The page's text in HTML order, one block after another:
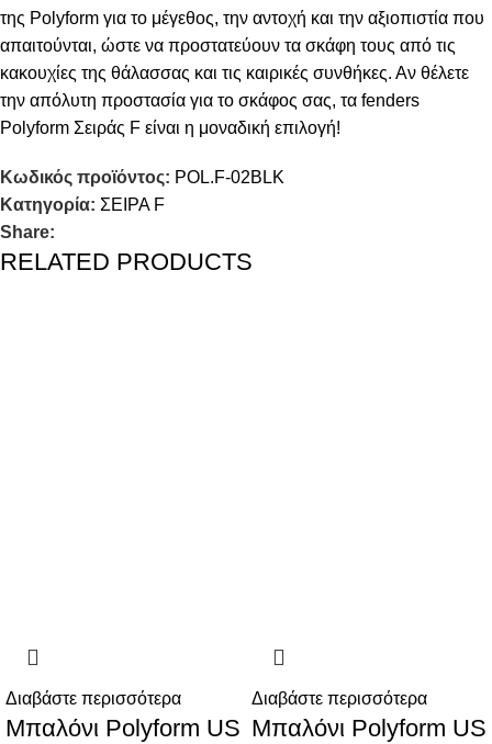
της Polyform για το μέγεθος, την αντοχή και την αξιοπιστία που
απαιτούνται, ώστε να προστατεύουν τα σκάφη τους από τις
κακουχίες της θάλασσας και τις καιρικές συνθήκες. Αν θέλετε
την απόλυτη προστασία για το σκάφος σας, τα fenders
Polyform Σειράς F είναι η μοναδική επιλογή!
Κωδικός προϊόντος: POL.F-02BLK
Κατηγορία: ΣΕΙΡΑ F
Share:
RELATED PRODUCTS
Διαβάστε περισσότερα
Μπαλόνι Polyform US
Διαβάστε περισσότερα
Μπαλόνι Polyform US